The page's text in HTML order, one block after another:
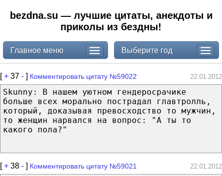
bezdna.su — лучшие цитаты, анекдоты и
приколы из бездны!
Главное меню Выберите год
[+ 37 - ] Комментировать цитату №59022 22.01.2012
Skunny: В нашем уютном гендеросрачике
больше всех морально пострадал главтролль,
который, доказывая превосходство то мужчин,
то женщин нарвался на вопрос: "А ты то
какого пола?"
[+ 38 - ] Комментировать цитату №59021 22.01.2012